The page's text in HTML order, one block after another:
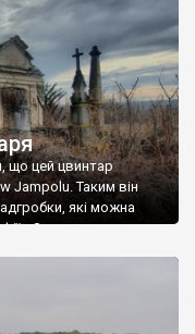
що цей цвинтар
Jampolu. Таким він
які можна
Загалом цвинтар